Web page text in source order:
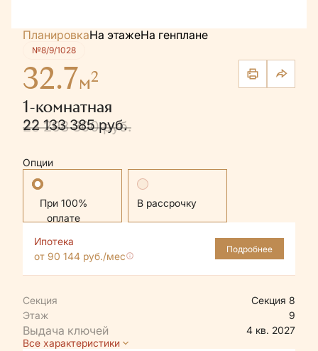
ПланировкаНа этажеНа генплане
№8/9/1028
32.7м2
1-комнатная
23 298 300 руб.
22 133 385 руб.
Опции
Стандартная В рассрочку
Ипотека
от 90 144 руб./мес
Подробнее
Секция
Секция 8
Этаж
9
4 кв. 2027
Все характеристики